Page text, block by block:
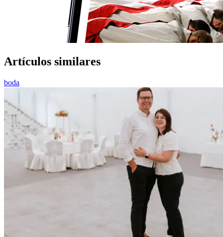
Artículos similares
boda